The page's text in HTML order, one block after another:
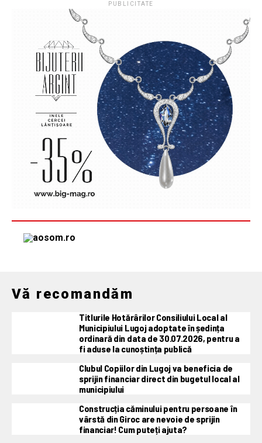
PUBLICITATE
Vă recomandăm
Titlurile Hotărârilor Consiliului Local al
Municipiului Lugoj adoptate în ședința
ordinară din data de 30.07.2026, pentru a
fi aduse la cunoștința publică
Clubul Copiilor din Lugoj va beneficia de
sprijin financiar direct din bugetul local al
municipiului
Construcția căminului pentru persoane în
vârstă din Giroc are nevoie de sprijin
financiar! Cum puteți ajuta?